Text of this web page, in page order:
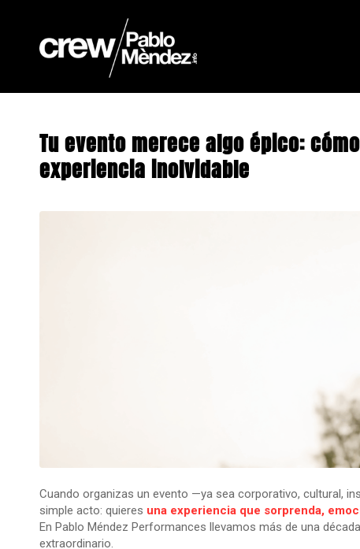
Tu evento merece algo épico:
experiencia inolvidable
Cuando organizas un evento —ya sea corporativo, cultural,
simple acto: quieres una experiencia que sorprenda,
En Pablo Méndez Performances llevamos más de una
extraordinario.